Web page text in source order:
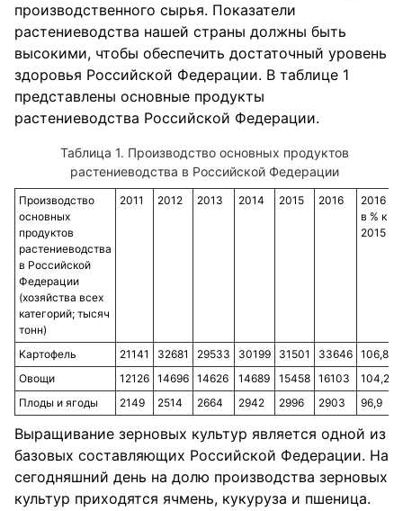
производственного сырья. Показатели
растениеводства нашей страны должны быть
высокими, чтобы обеспечить достаточный уровень
здоровья Российской Федерации. В таблице 1
представлены основные продукты
растениеводства Российской Федерации.
Производство основных продуктов
растениеводства в Российской Федерации
Производство
основных
продуктов
растениеводства
в Российской
Федерации
(хозяйства всех
категорий; тысяч
тонн)
2011 2012 2013 2014 2015 2016
2016
в % к
2015
Kартофель 21141 32681 29533 30199 31501 33646 106,8
Овощи
12126 14696 14626 14689 15458 16103
104,2
Плоды и ягоды
2149 2514 2664 2942 2996 2903 96,9
Выращивание зерновых культур является одной из
базовых составляющих Российской Федерации. На
сегодняшний день на долю производства зерновых
культур приходятся ячмень, кукуруза и пшеница.